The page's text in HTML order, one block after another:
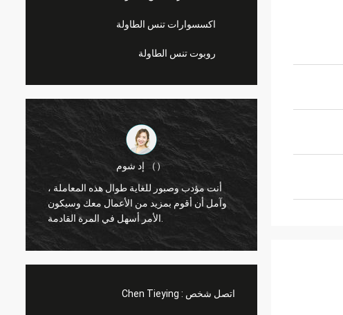
اكسسوارات تنس الطاولة
روبوت تنس الطاولة
إد شوم （）
أنت مؤدب وصبور للغاية طوال هذه المعاملة ،
وآمل أن أقوم بمزيد من الأعمال معك وسيكون
اتصل شخص : Chen Tieying